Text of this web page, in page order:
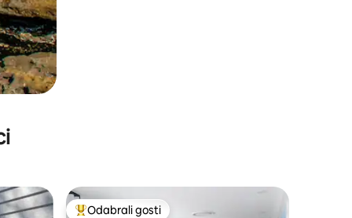
Odabrali gosti